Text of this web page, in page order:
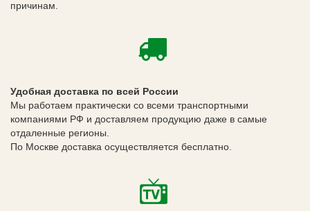
причинам.
Удобная доставка по всей России
Мы работаем практически со всеми транспортными
компаниями РФ и доставляем продукцию даже в самые
отдаленные регионы.
По Москве доставка осуществляется бесплатно.